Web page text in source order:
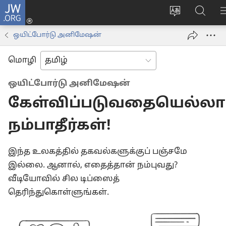
JW.ORG
மொழியை
மாற்றவும்
உள்நுழைக
window)
ல்
ஒயிட்போர்டு அனிமேஷன்
மொழி
ஒயிட்போர்டு அனிமேஷன்
நம்பாதீர்கள்!
இந்த உலகத்தில் தகவல்களுக்குப் பஞ்சமே
இல்லை. ஆனால், எதைத்தான் நம்புவது?
வீடியோவில் சில டிப்ஸைத்
தெரிந்துகொள்ளுங்கள்.